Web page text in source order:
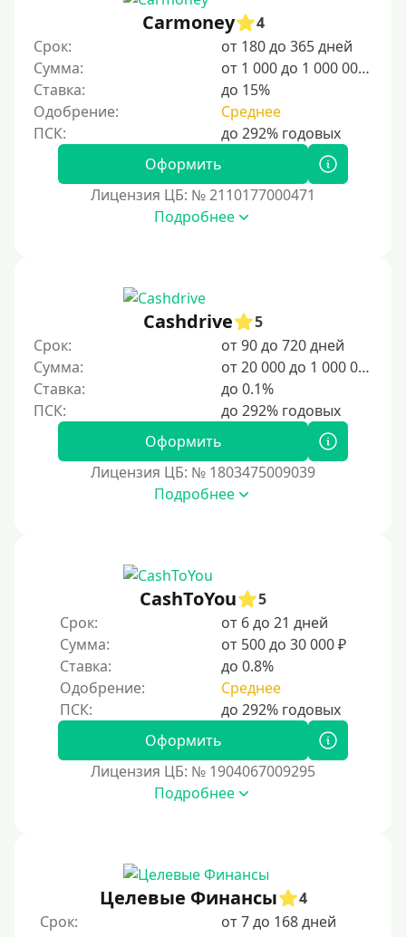
Carmoney
4
Срок:
от 180 до 365 дней
Сумма:
от 1 000 до 1 000 000 ₽
Ставка:
до 15%
Одобрение:
Среднее
Оформить
Лицензия ЦБ: № 2110177000471
Подробнее
Cashdrive
5
Срок:
от 90 до 720 дней
Сумма:
от 20 000 до 1 000 000 ₽
Ставка:
до 0.1%
Оформить
Лицензия ЦБ: № 1803475009039
Подробнее
CashToYou
5
Срок:
от 6 до 21 дней
Сумма:
от 500 до 30 000 ₽
Ставка:
до 0.8%
Одобрение:
Среднее
Оформить
Лицензия ЦБ: № 1904067009295
Подробнее
Целевые Финансы
4
Срок:
от 7 до 168 дней